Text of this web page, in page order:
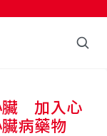
臟 加入心
病藥物